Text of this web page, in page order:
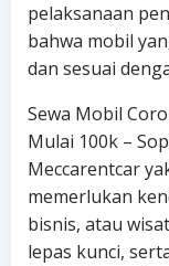
pelaksanaan
bahwa mobil
dan sesuai
Sewa Mobil
Mulai 100k –
Meccarentcar
memerlukan
bisnis, atau
lepas kunci,